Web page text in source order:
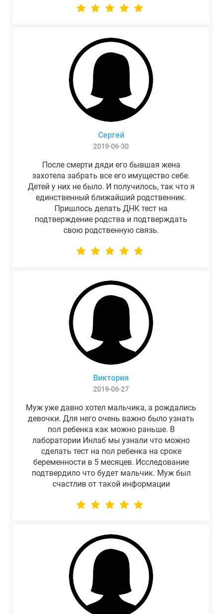
Сергей
2019-06-30
После смерти дяди его бывшая жена
захотела забрать все его имущество себе.
Детей у них не было. И получилось, так что я
единственный ближайший родственник.
Пришлось делать ДНК тест на
подтверждение родства и подтверждать
свою родственную связь.
Виктория
2019-06-27
Муж уже давно хотел мальчика, а рождались
девочки. Для него очень важно было узнать
пол ребенка как можно раньше. В
лаборатории Инлаб мы узнали что можно
сделать тест на пол ребенка на сроке
беременности в 5 месяцев. Исследование
подтвердило что будет мальчик. Муж был
счастлив от такой информации